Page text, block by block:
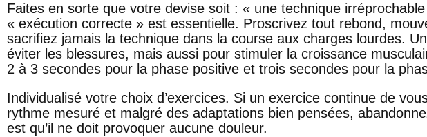
Faites en sorte que votre devise soit : « une technique
« exécution correcte » est essentielle. Proscrivez tout rebond,
sacrifiez jamais la technique dans la course aux charges lourdes.
éviter les blessures, mais aussi pour stimuler la croissance
2 à 3 secondes pour la phase positive et trois secondes pour la
Individualisé votre choix d’exercices. Si un exercice continue de
rythme mesuré et malgré des adaptations bien pensées,
est qu’il ne doit provoquer aucune douleur.